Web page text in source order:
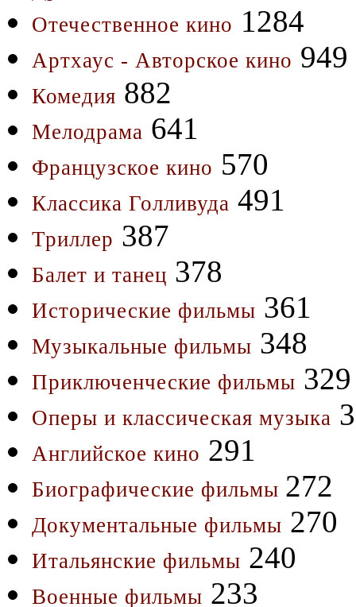
Отечественное кино 1284
Артхаус - Авторское кино 949
Комедия 882
Мелодрама 641
Французское кино 570
Классика Голливуда 491
Триллер 387
Балет и танец 378
Исторические фильмы 361
Музыкальные фильмы 348
Приключенческие фильмы 329
Оперы и классическая музыка
Английское кино 291
Биографические фильмы 272
Документальные фильмы 270
Итальянские фильмы 240
Военные фильмы 233